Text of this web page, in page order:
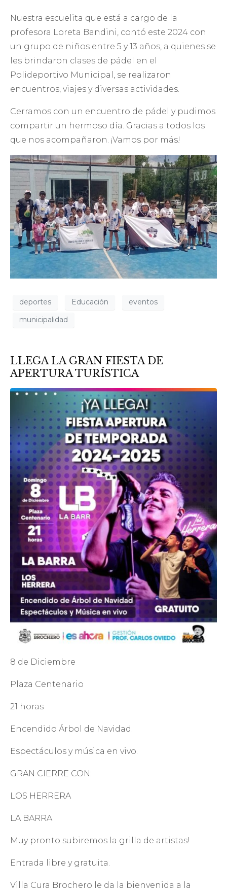
Nuestra escuelita que está a cargo de la
profesora Loreta Bandini, contó este 2024 con
un grupo de niños entre 5 y 13 años, a quienes se
les brindaron clases de pádel en el
Polideportivo Municipal, se realizaron
encuentros, viajes y diversas actividades.
Cerramos con un encuentro de pádel y pudimos
compartir un hermoso día. Gracias a todos los
que nos acompañaron. ¡Vamos por más!
deportes Educación
eventos
municipalidad
LLEGA LA GRAN FIESTA DE
APERTURA TURÍSTICA
8 de Diciembre
Plaza Centenario
21 horas
Encendido Árbol de Navidad.
Espectáculos y música en vivo.
GRAN CIERRE CON:
LOS HERRERA
LA BARRA
Muy pronto subiremos la grilla de artistas!
Entrada libre y gratuita.
Villa Cura Brochero le da la bienvenida a la